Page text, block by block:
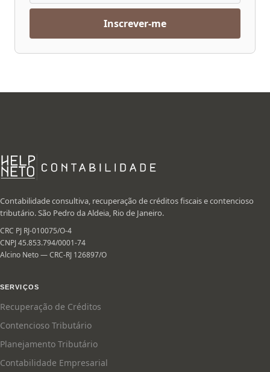
Inscrever-me
Contabilidade consultiva, recuperação de créditos fiscais e contencioso
tributário. São Pedro da Aldeia, Rio de Janeiro.
CRC PJ RJ-010075/O-4
CNPJ 45.853.794/0001-74
Alcino Neto — CRC-RJ 126897/O
SERVIÇOS
Recuperação de Créditos
Contencioso Tributário
Planejamento Tributário
Contabilidade Empresarial